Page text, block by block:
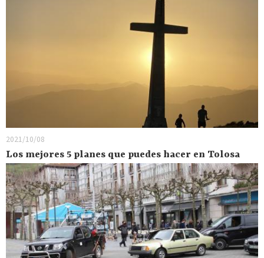
2021/10/08
Los mejores 5 planes que puedes hacer en Tolosa